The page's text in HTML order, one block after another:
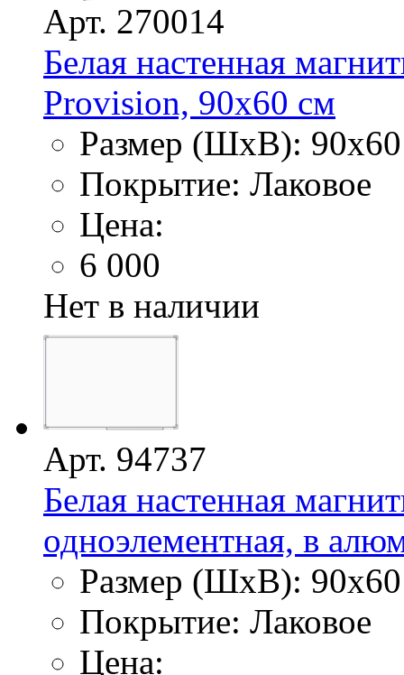
Арт. 270014
Белая настенная
Provision, 90х60 см
Размер (ШхВ):
Покрытие: Лаковое
Цена:
6 000
Нет в наличии
Арт. 94737
Белая настенная
одноэлементная, в
Размер (ШхВ):
Покрытие: Лаковое
Цена: